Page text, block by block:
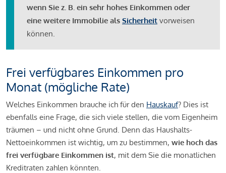
wenn Sie z. B. ein sehr hohes Einkommen oder
eine weitere Immobilie als Sicherheit vorweisen
können.
Frei verfügbares Einkommen pro
Monat (mögliche Rate)
Welches Einkommen brauche ich für den Hauskauf? Dies ist
ebenfalls eine Frage, die sich viele stellen, die vom Eigenheim
träumen – und nicht ohne Grund. Denn das Haushalts-
Nettoeinkommen ist wichtig, um zu bestimmen, wie hoch das
frei verfügbare Einkommen ist, mit dem Sie die monatlichen
Kreditraten zahlen könnten.